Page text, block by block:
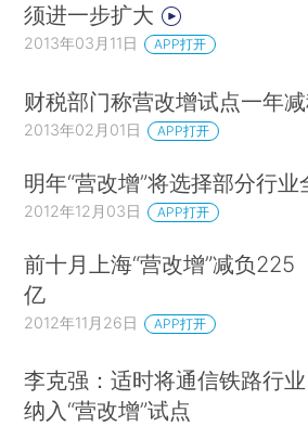
须进一步扩大
2013年03月11日 APP打开
财税部门称营改增试点一年
2013年02月01日 APP打开
明年“营改增”将选择部分行业
2012年12月03日 APP打开
前十月上海“营改增”减负225
亿
2012年11月26日 APP打开
李克强：适时将通信铁路行业
纳入“营改增”试点